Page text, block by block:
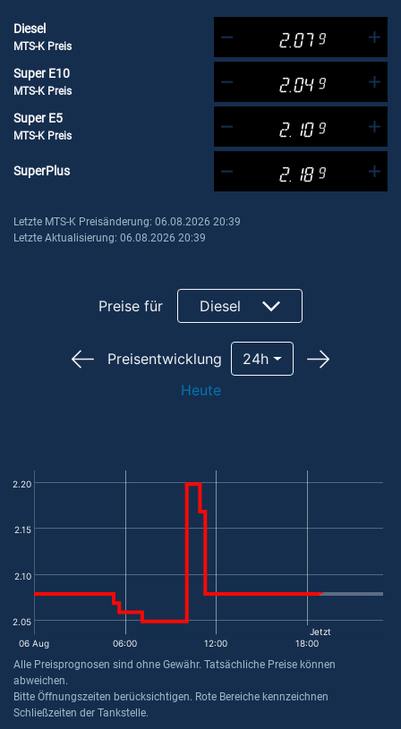
Diesel
MTS-K Preis 2.07 9
Super E10
MTS-K Preis 2.04 9
Super E5
MTS-K Preis 2.10 9
SuperPlus 2.18 9
Letzte MTS-K Preisänderung: 06.08.2026 20:39
Letzte Aktualisierung: 06.08.2026 20:39
Preise für Diesel
Preisentwicklung
24h
Heute
2.05
2.10
2.15
2.20
06 Aug 06:00 12:00 18:00
Jetzt
Alle Preisprognosen sind ohne Gewähr. Tatsächliche Preise können
abweichen.
Bitte Öffnungszeiten berücksichtigen. Rote Bereiche kennzeichnen
Schließzeiten der Tankstelle.